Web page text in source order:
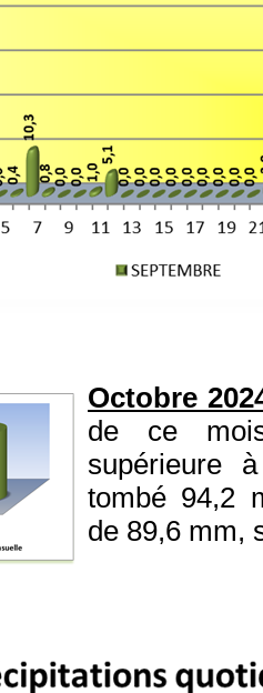
Octobre
de ce
supérieure
tombé 94,2
de 89,6 mm,